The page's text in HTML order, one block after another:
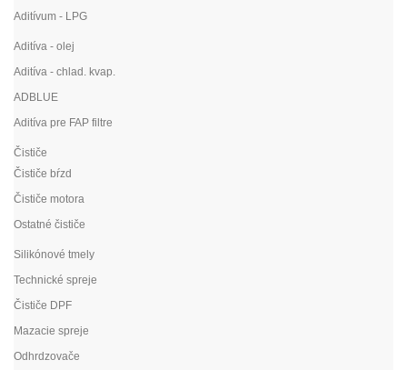
Aditívum - LPG
Aditíva - olej
Aditíva - chlad. kvap.
ADBLUE
Aditíva pre FAP filtre
Čističe
Čističe bŕzd
Čističe motora
Ostatné čističe
Silikónové tmely
Technické spreje
Čističe DPF
Mazacie spreje
Odhrdzovače